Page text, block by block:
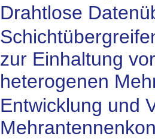
Drahtlose
zur Einhaltung
heterogenen
Entwicklung und